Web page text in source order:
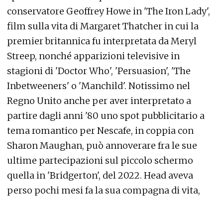
conservatore Geoffrey Howe in 'The Iron Lady',
film sulla vita di Margaret Thatcher in cui la
premier britannica fu interpretata da Meryl
Streep, nonché apparizioni televisive in
stagioni di 'Doctor Who', 'Persuasion', 'The
Inbetweeners' o 'Manchild'. Notissimo nel
Regno Unito anche per aver interpretato a
partire dagli anni '80 uno spot pubblicitario a
tema romantico per Nescafe, in coppia con
Sharon Maughan, può annoverare fra le sue
ultime partecipazioni sul piccolo schermo
quella in 'Bridgerton', del 2022. Head aveva
perso pochi mesi fa la sua compagna di vita,